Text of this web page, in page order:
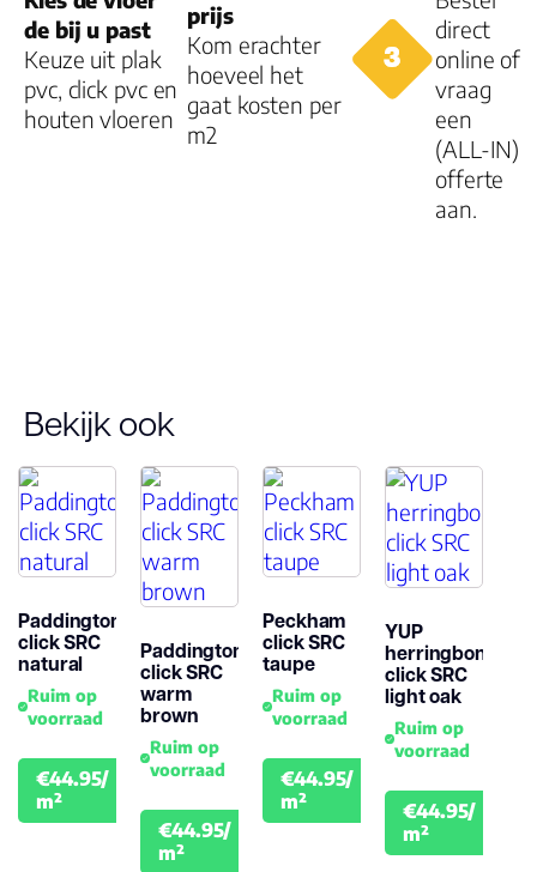
Garantie
Woongebruik
(jaren)
25 jaar
de bij u past
Keuze uit plak
pvc, click pvc en
houten vloeren
prijs
Kom erachter
hoeveel het
gaat kosten per
m2
direct
online of
vraag
een
(ALL-IN)
offerte
aan.
Bekijk ook
Paddington
click SRC
natural
Ruim op
voorraad
€44.95/
m²
Paddington
click SRC
warm
brown
Ruim op
voorraad
€44.95/
m²
Peckham
click SRC
taupe
Ruim op
voorraad
€44.95/
m²
€49.95
YUP
herringbone
click SRC
light oak
Ruim op
voorraad
€44.95/
m²